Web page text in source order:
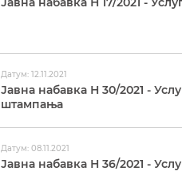
Датум: 12.11.2021
Јавна набавка Н 30/2021 -
штампања
Датум: 08.11.2021
Јавна набавка Н 36/2021 -